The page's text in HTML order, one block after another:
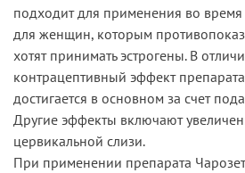
подходит для применения во
для женщин, которым
хотят принимать эстрогены. В
контрацептивный эффект
достигается в основном за счет
Другие эффекты включают
цервикальной слизи.
При применении препарата